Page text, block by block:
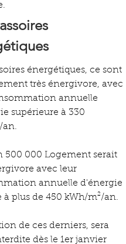
énergétiques, ce sont
très énergivore, avec
annuelle
supérieure à 330
an.
500 000 Logement serait
avec leur
annuelle d'énergie
à plus de 450 kWh/m²/an.
de ces derniers, sera
dès le 1er janvier